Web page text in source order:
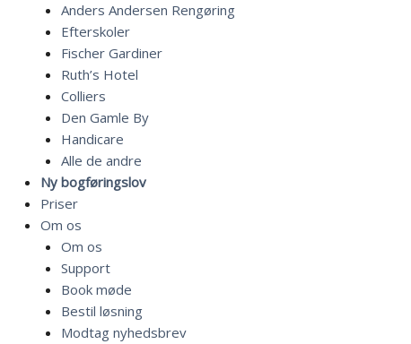
Anders Andersen Rengøring
Efterskoler
Fischer Gardiner
Ruth’s Hotel
Colliers
Den Gamle By
Handicare
Alle de andre
Ny bogføringslov
Priser
Om os
Om os
Support
Book møde
Bestil løsning
Modtag nyhedsbrev